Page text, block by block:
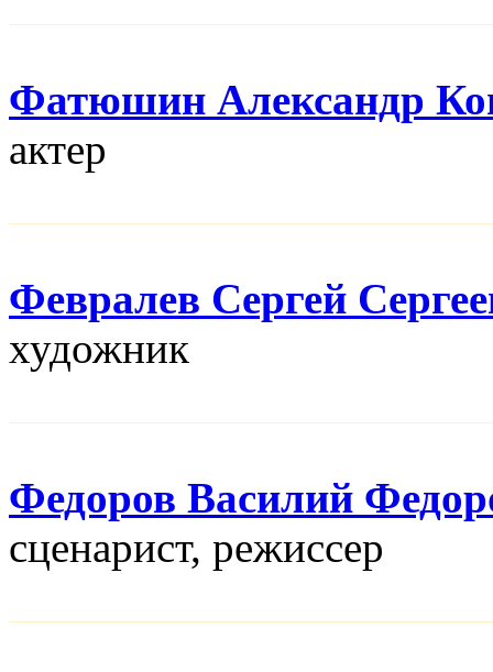
Фатюшин Александр
актер
Февралев Сергей
художник
Федоров Василий
сценарист, режисcер